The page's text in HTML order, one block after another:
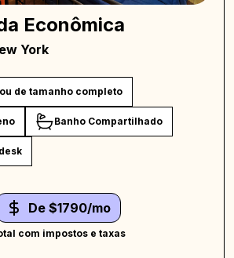
Econômica
York
de tamanho completo
Banho Compartilhado
De $1790/mo
com impostos e taxas